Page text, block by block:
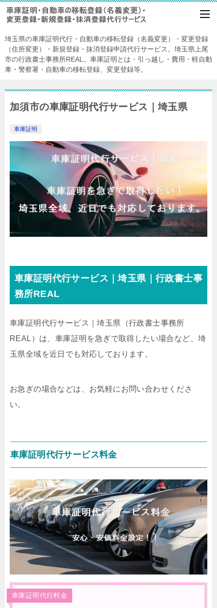
埼玉県の車庫証明代行・自動車の移転登録（名義変更）・変更登録
（住所変更）・新規登録・抹消登録申請代行サービス。埼玉県上尾
市の行政書士事務所REAL。車庫証明とは・引っ越し・費用・軽自動
車・警察署・自動車の移転登録、変更登録等。
加須市の車庫証明代行サービス｜埼玉県
車庫証明
車庫証明代行サービス｜埼玉県｜行政書士事
務所REAL
車庫証明代行サービス｜埼玉県 （行政書士事務所
REAL） は、車庫証明を急ぎで取得したい場合など、埼
玉県全域を近日でも対応しております。
お急ぎの場合などは、お気軽にお問い合わせくださ
い。
車庫証明代行サービス料金
車庫証明代行料金